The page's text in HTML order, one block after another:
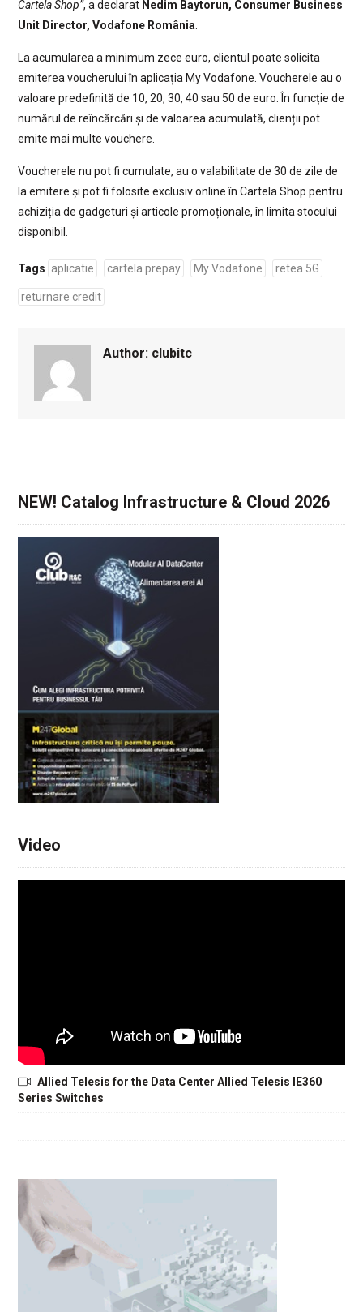
Cartela Shop”, a declarat Nedim Baytorun, Consumer Business
Unit Director, Vodafone România.
La acumularea a minimum zece euro, clientul poate solicita
emiterea voucherului în aplicația My Vodafone. Voucherele au o
valoare predefinită de 10, 20, 30, 40 sau 50 de euro. În funcție de
numărul de reîncărcări și de valoarea acumulată, clienții pot
emite mai multe vouchere.
Voucherele nu pot fi cumulate, au o valabilitate de 30 de zile de
la emitere și pot fi folosite exclusiv online în Cartela Shop pentru
achiziția de gadgeturi și articole promoționale, în limita stocului
disponibil.
Tags aplicatie cartela prepay My Vodafone retea 5G
returnare credit
Author: clubitc
NEW! Catalog Infrastructure & Cloud 2026
Video
Allied Telesis for the Data Center Allied Telesis IE360
Series Switches